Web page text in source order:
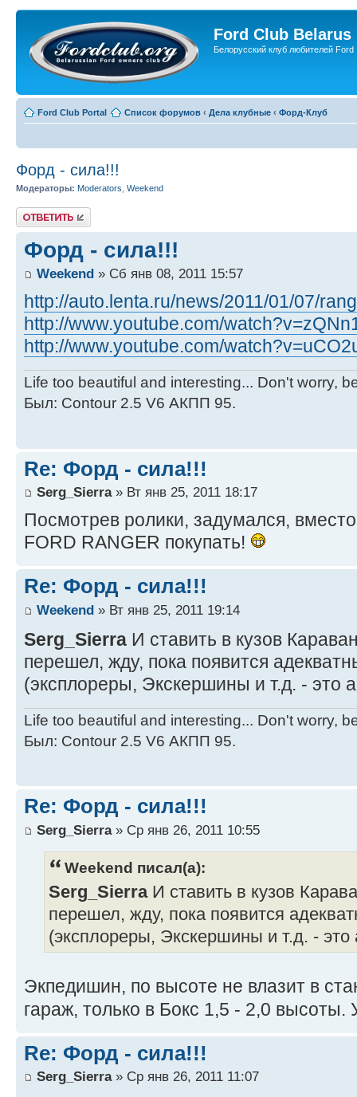
Ford Club Belarus
Белорусский клуб любителей Ford
Ford Club Portal Список форумов ‹ Дела клубные ‹ Форд-Клуб
Форд - сила!!!
Модераторы: Moderators Weekend
Ответить
Форд - сила!!!
Weekend » Сб янв 08, 2011 15:57
http://auto.lenta.ru/news/2011/01/07/
http://www.youtube.com/
http://www.youtube.com/
Life too beautiful and interesting... Don't worry,
Был: Contour 2.5 V6 АКПП 95.
Re: Форд - сила!!!
Serg_Sierra» Вт янв 25, 2011 18:17
Посмотрев ролики, задумался,
FORD RANGER покупать!
Re: Форд - сила!!!
Weekend » Вт янв 25, 2011 19:14
Serg_Sierra И ставить в кузов
перешел, жду, пока появится
(эксплореры, Экскершины и т.д. - это
Life too beautiful and interesting... Don't worry,
Был: Contour 2.5 V6 АКПП 95.
Re: Форд - сила!!!
Serg_Sierra» Ср янв 26, 2011 10:55
Weekend писал(а):
Serg_SierraИ ставить в кузов
перешел, жду, пока появится
(эксплореры, Экскершины и т.д. - это
Экпедишин, по высоте не влазит в
гараж, только в Бокс 1,5 - 2,0
Re: Форд - сила!!!
Serg_Sierra» Ср янв 26, 2011 11:07